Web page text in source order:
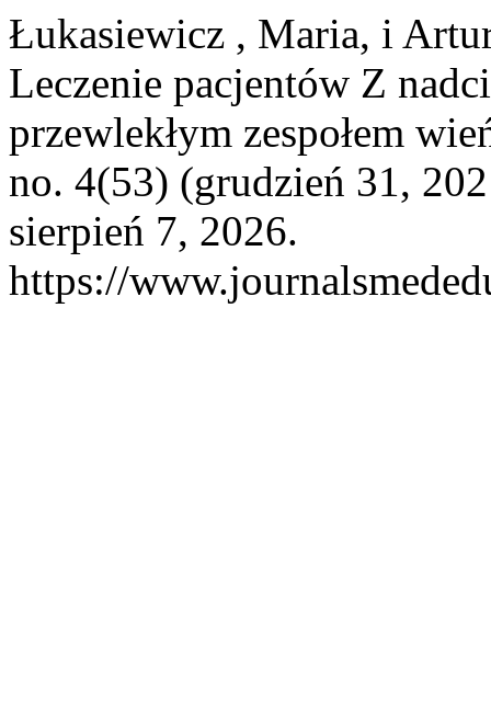
Łukasiewicz , Maria, i
Leczenie pacjentów Z
przewlekłym zespołem
no. 4(53) (grudzień 31,
sierpień 7, 2026.
https://